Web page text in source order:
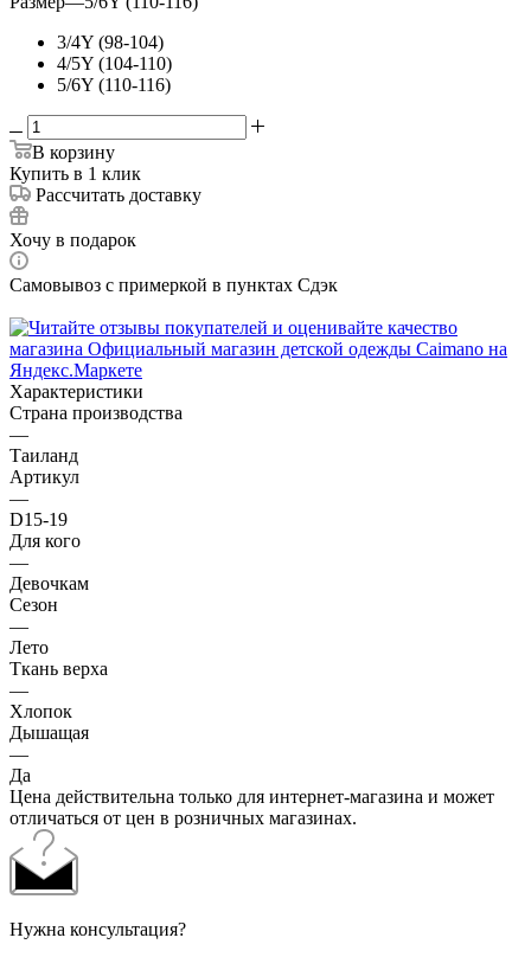
3/4Y (98-104)
4/5Y (104-110)
5/6Y (110-116)
В корзину
Купить в 1 клик
Рассчитать доставку
Хочу в подарок
Самовывоз с примеркой в пунктах Сдэк
Характеристики
Страна производства
—
Таиланд
Артикул
—
D15-19
Для кого
—
Девочкам
Сезон
—
Лето
Ткань верха
—
Хлопок
Дышащая
—
Да
Цена действительна только для интернет-магазина и может
отличаться от цен в розничных магазинах.
Нужна консультация?